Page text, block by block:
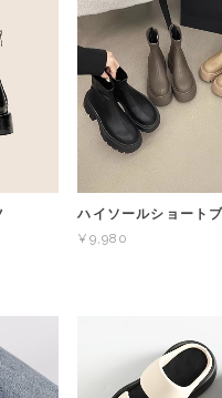
ハイソールショート
¥9,980